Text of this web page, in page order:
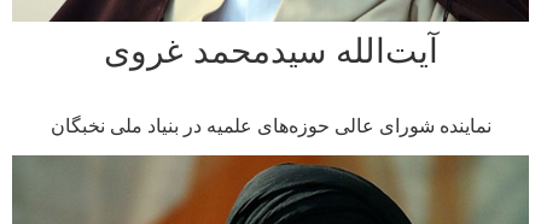
آیت‌الله سیدمحمد غروی
شورای عالی حوزه‌های علمیه در بنیاد ملی نخبگان